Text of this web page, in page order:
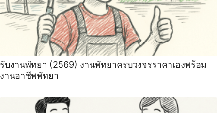
รับงานพัทยา (2569) ️งานพัทยาครบวงจรราคาเองพร้อม
งานอาชีพพัทยา